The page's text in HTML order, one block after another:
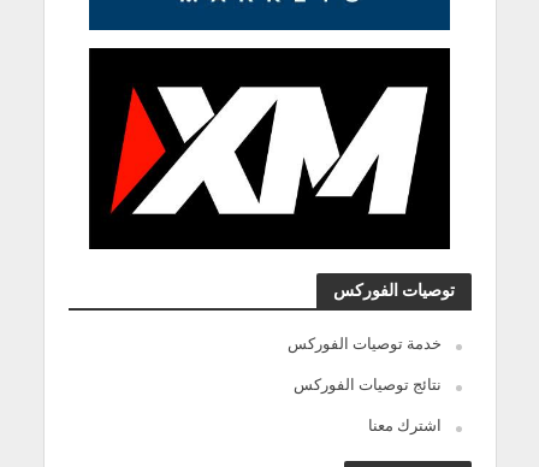
توصيات الفوركس
خدمة توصيات الفوركس
نتائج توصيات الفوركس
اشترك معنا